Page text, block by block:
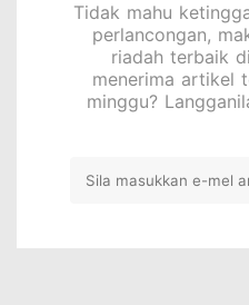
Tidak mahu
perlancongan,
riadah terbaik
menerima artikel
minggu?